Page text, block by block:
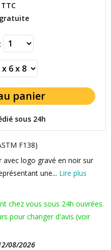
TTC
sous 24h
F138)
avec logo gravé en noir sur
une... Lire plus
chez vous sous 24h ouvrées.
pour changer d'avis (voir
08/2026